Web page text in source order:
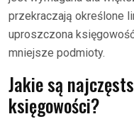
przekraczają określone
uproszczona
mniejsze podmioty.
Jakie są
księgowości?